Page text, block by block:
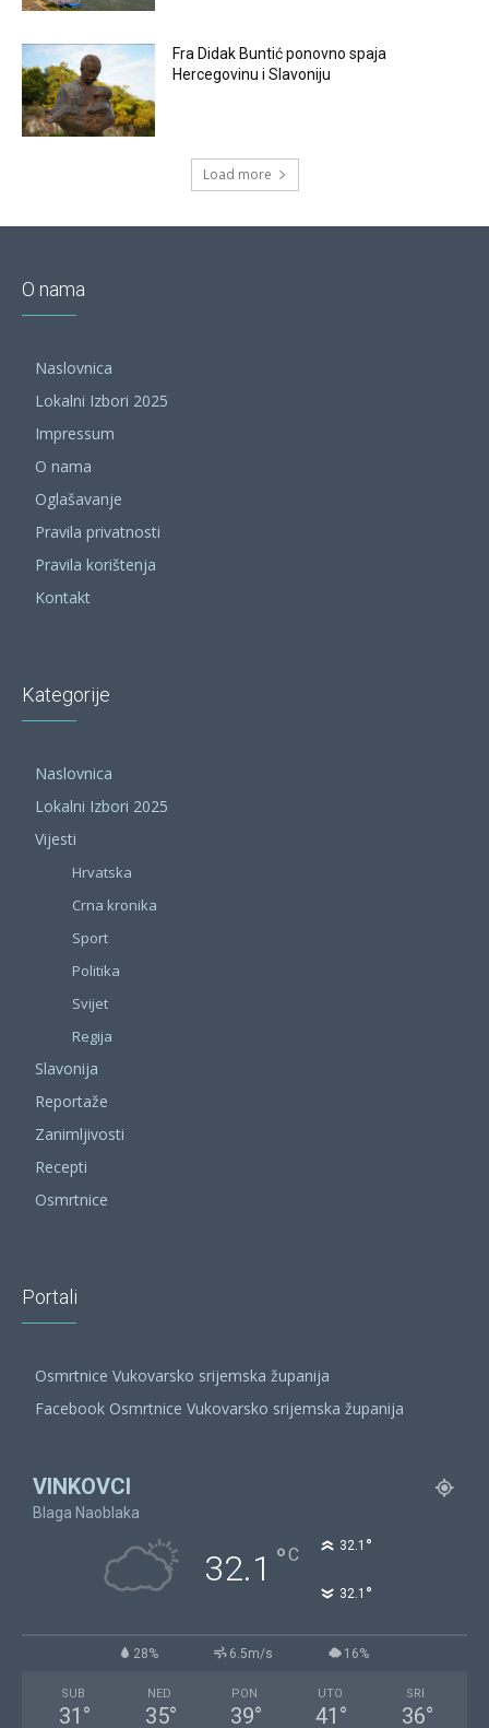
Fra Didak Buntić ponovno spaja
Hercegovinu i Slavoniju
Load more
O nama
Naslovnica
Lokalni Izbori 2025
Impressum
O nama
Oglašavanje
Pravila privatnosti
Pravila korištenja
Kontakt
Kategorije
Naslovnica
Lokalni Izbori 2025
Vijesti
Hrvatska
Crna kronika
Sport
Politika
Svijet
Regija
Slavonija
Reportaže
Zanimljivosti
Recepti
Osmrtnice
Portali
Osmrtnice Vukovarsko srijemska županija
Facebook Osmrtnice Vukovarsko srijemska županija
VINKOVCI
Blaga Naoblaka
32.1 °C 32.1 °
32.1 °
28% 6.5m/s 16%
SUB
31 °
NED
35°
PON
39°
UTO
41 °
SRI
36°